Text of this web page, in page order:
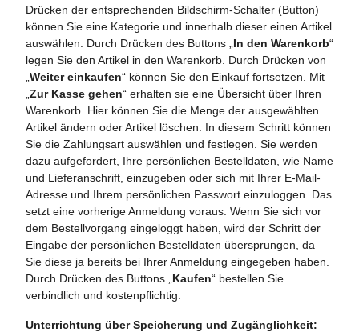
Drücken der entsprechenden Bildschirm-Schalter (Button)
können Sie eine Kategorie und innerhalb dieser einen Artikel
auswählen. Durch Drücken des Buttons „ In den Warenkorb“
legen Sie den Artikel in den Warenkorb. Durch Drücken von
Weiter einkaufen“ können Sie den Einkauf fortsetzen. Mit
Zur Kasse gehen“ erhalten sie eine Übersicht über Ihren
Warenkorb. Hier können Sie die Menge der ausgewählten
Artikel ändern oder Artikel löschen. In diesem Schritt können
Sie die Zahlungsart auswählen und festlegen. Sie werden
dazu aufgefordert, Ihre persönlichen Bestelldaten, wie Name
und Lieferanschrift, einzugeben oder sich mit Ihrer E-Mail-
Adresse und Ihrem persönlichen Passwort einzuloggen. Das
setzt eine vorherige Anmeldung voraus. Wenn Sie sich vor
dem Bestellvorgang eingeloggt haben, wird der Schritt der
Eingabe der persönlichen Bestelldaten übersprungen, da
Sie diese ja bereits bei Ihrer Anmeldung eingegeben haben.
Durch Drücken des Buttons „ Kaufen“ bestellen Sie
verbindlich und kostenpflichtig.
Unterrichtung über Speicherung und Zugänglichkeit: